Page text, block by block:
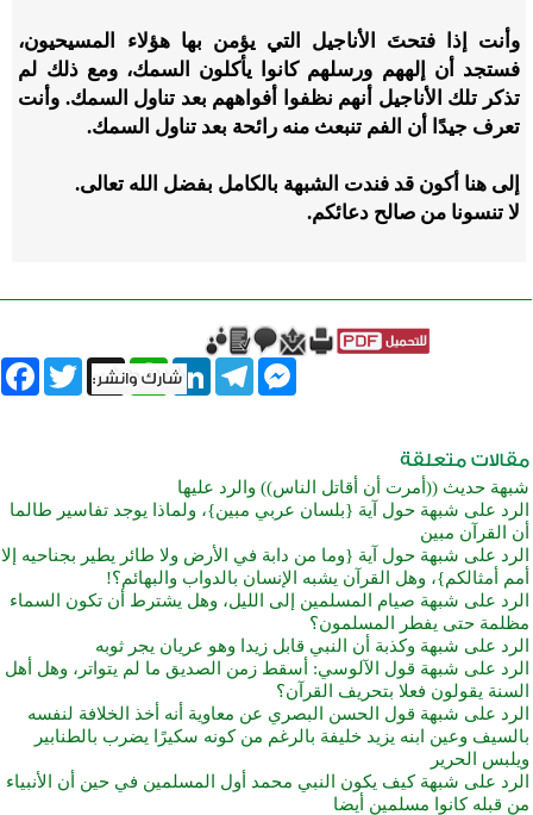
وأنت إذا فتحتَ الأناجيل التي يؤمن بها هؤلاء المسيحيون،
فستجد أن إلههم ورسلهم كانوا يأكلون السمك، ومع ذلك لم
تذكر تلك الأناجيل أنهم نظفوا أفواههم بعد تناول السمك. وأنت
تعرف جيدًا أن الفم تنبعث منه رائحة بعد تناول السمك.
إلى هنا أكون قد فندت الشبهة بالكامل بفضل الله تعالى.
لا تنسونا من صالح دعائكم.
Twitter X
WhatsAppLinkedInTelegram
Messenger
شبهة حديث ((أمرت أن أقاتل الناس)) والرد عليها
الرد على شبهة حول آية {بلسان عربي مبين}، ولماذا يوجد تفاسير طالما
أن القرآن مبين
الرد على شبهة حول آية {وما من دابة في الأرض ولا طائر يطير بجناحيه إلا
أمم أمثالكم}، وهل القرآن يشبه الإنسان بالدواب والبهائم؟!
الرد على شبهة صيام المسلمين إلى الليل، وهل يشترط أن تكون السماء
مظلمة حتى يفطر المسلمون؟
الرد على شبهة وكذبة أن النبي قابل زيدا وهو عريان يجر ثوبه
الرد على شبهة قول الآلوسي: أسقط زمن الصديق ما لم يتواتر، وهل أهل
السنة يقولون فعلا بتحريف القرآن؟
الرد على شبهة قول الحسن البصري عن معاوية أنه أخذ الخلافة لنفسه
بالسيف وعين ابنه يزيد خليفة بالرغم من كونه سكيرًا يضرب بالطنابير
ويلبس الحرير
الرد على شبهة كيف يكون النبي محمد أول المسلمين في حين أن الأنبياء
من قبله كانوا مسلمين أيضا